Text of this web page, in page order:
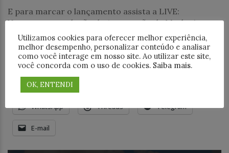
E para marcar o lançamento assista a LIVE:
Vantagens na adoção de Automação de Marketing
Open source com Mautic no dia 29/10/2020. A 4Linux
anunciou nesta data o lançamento do
Compartilhe este post:
18+
WhatsApp Threads Telegram
E-mail
Utilizamos cookies para oferecer melhor experiência,
melhor desempenho, personalizar conteúdo e analisar
como você interage em nosso site. Ao utilizar este site,
você concorda com o uso de cookies. Saiba mais.
OK, ENTENDI